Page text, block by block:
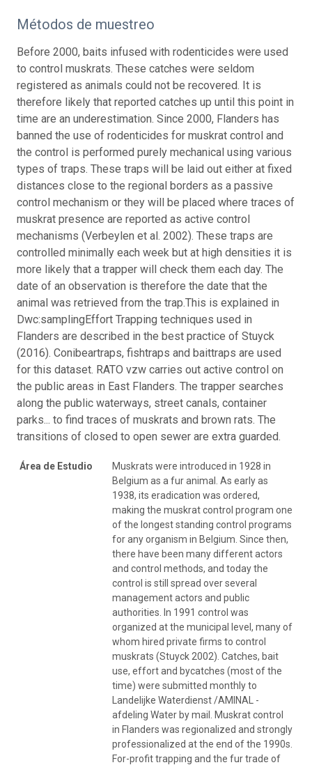
Métodos de muestreo
Before 2000, baits infused with rodenticides were used
to control muskrats. These catches were seldom
registered as animals could not be recovered. It is
therefore likely that reported catches up until this point in
time are an underestimation. Since 2000, Flanders has
banned the use of rodenticides for muskrat control and
the control is performed purely mechanical using various
types of traps. These traps will be laid out either at fixed
distances close to the regional borders as a passive
control mechanism or they will be placed where traces of
muskrat presence are reported as active control
mechanisms (Verbeylen et al. 2002). These traps are
controlled minimally each week but at high densities it is
more likely that a trapper will check them each day. The
date of an observation is therefore the date that the
animal was retrieved from the trap.This is explained in
Dwc:samplingEffort Trapping techniques used in
Flanders are described in the best practice of Stuyck
(2016). Conibeartraps, fishtraps and baittraps are used
for this dataset. RATO vzw carries out active control on
the public areas in East Flanders. The trapper searches
along the public waterways, street canals, container
parks... to find traces of muskrats and brown rats. The
transitions of closed to open sewer are extra guarded.
Área de Estudio
Muskrats were introduced in 1928 in
Belgium as a fur animal. As early as
1938, its eradication was ordered,
making the muskrat control program one
of the longest standing control programs
for any organism in Belgium. Since then,
there have been many different actors
and control methods, and today the
control is still spread over several
management actors and public
authorities. In 1991 control was
organized at the municipal level, many of
whom hired private firms to control
muskrats (Stuyck 2002). Catches, bait
use, effort and bycatches (most of the
time) were submitted monthly to
Landelijke Waterdienst /AMINAL -
afdeling Water by mail. Muskrat control
in Flanders was regionalized and strongly
professionalized at the end of the 1990s.
For-profit trapping and the fur trade of